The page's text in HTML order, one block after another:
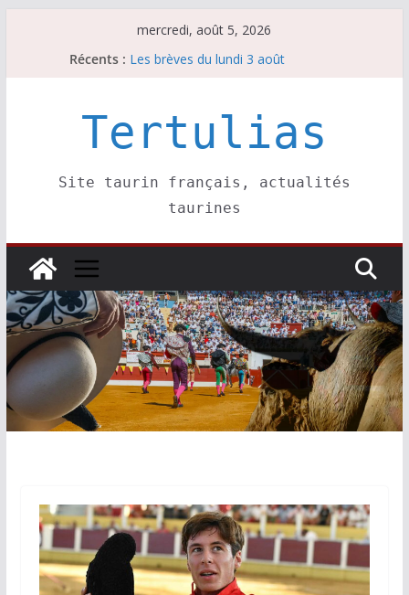
mercredi, août 5, 2026
Récents : Les brèves du lundi 3 août
Les brèves du mardi 4 août
La Sokamuturra de Pasai Donibane
Tertulias
Site taurin français, actualités
taurines